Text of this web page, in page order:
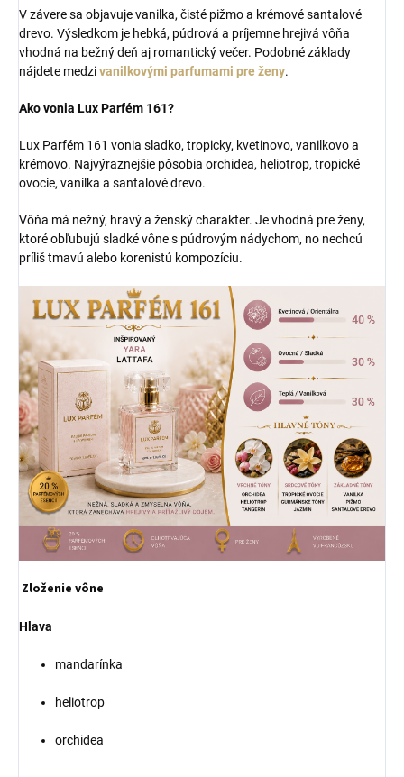
V závere sa objavuje vanilka, čisté pižmo a krémové santalové
drevo. Výsledkom je hebká, púdrová a príjemne hrejivá vôňa
vhodná na bežný deň aj romantický večer. Podobné základy
nájdete medzivanilkovými parfumami pre ženy.
Ako vonia Lux Parfém 161?
Lux Parfém 161 vonia sladko, tropicky, kvetinovo, vanilkovo a
krémovo. Najvýraznejšie pôsobia orchidea, heliotrop, tropické
ovocie, vanilka a santalové drevo.
Vôňa má nežný, hravý a ženský charakter. Je vhodná pre ženy,
ktoré obľubujú sladké vône s púdrovým nádychom, no nechcú
príliš tmavú alebo korenistú kompozíciu.
Zloženie vône
Hlava
mandarínka
heliotrop
orchidea